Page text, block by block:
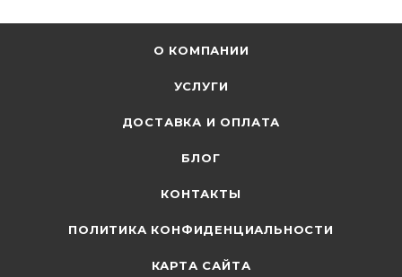
О КОМПАНИИ
УСЛУГИ
ДОСТАВКА И ОПЛАТА
БЛОГ
КОНТАКТЫ
ПОЛИТИКА КОНФИДЕНЦИАЛЬНОСТИ
КАРТА САЙТА